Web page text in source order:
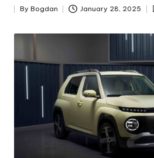
Posted
By Bogdan January 28, 2025